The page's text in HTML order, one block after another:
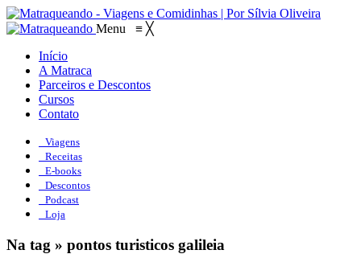
Menu ≡ ╳
Início
A Matraca
Parceiros e Descontos
Cursos
Contato
Viagens
Receitas
E-books
Descontos
Podcast
Loja
Na tag » pontos turisticos galileia